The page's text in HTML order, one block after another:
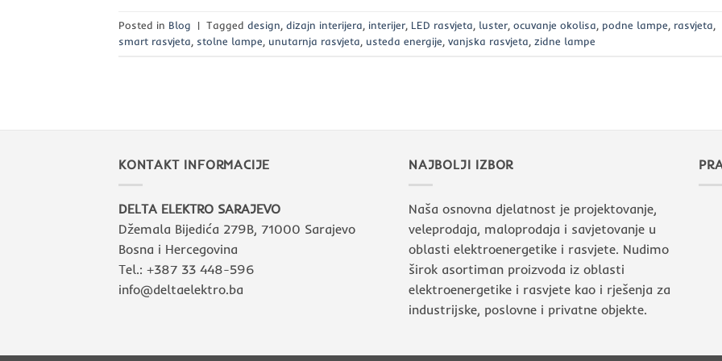
Posted in Blog | Tagged design, dizajn interijera, interijer, LED rasvjeta, luster, ocuvanje okolisa, podne lampe, rasvjeta,
smart rasvjeta, stolne lampe, unutarnja rasvjeta, usteda energije, vanjska rasvjeta, zidne lampe
KONTAKT INFORMACIJE
DELTA ELEKTRO SARAJEVO
Džemala Bijedića 279B, 71000 Sarajevo
Bosna i Hercegovina
Tel.: +387 33 448-596
info@deltaelektro.ba
NAJBOLJI IZBOR
Naša osnovna djelatnost je projektovanje,
veleprodaja, maloprodaja i savjetovanje u
oblasti elektroenergetike i rasvjete. Nudimo
širok asortiman proizvoda iz oblasti
elektroenergetike i rasvjete kao i rješenja za
industrijske, poslovne i privatne objekte.